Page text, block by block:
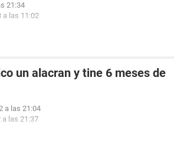
21:34
a las 11:02
un alacran y tine 6 meses de
a las 21:04
a las 21:37